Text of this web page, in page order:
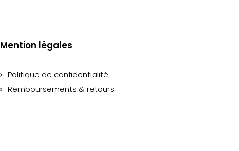
Mention légales
Politique de confidentialité
Remboursements & retours